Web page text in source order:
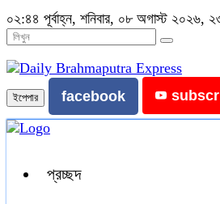
০২:৪৪ পূর্বাহ্ন, শনিবার, ০৮ অগাস্ট ২০২৬, ২৩
ইপেপার facebook
প্রচ্ছদ